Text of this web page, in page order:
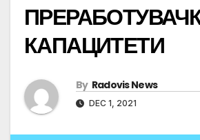
КАПАЦИТЕТИ
By Radovis News
DEC 1, 2021